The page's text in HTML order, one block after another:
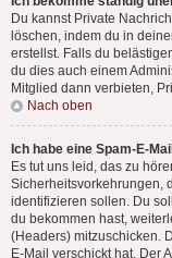
Du kannst Private
löschen, indem du in
erstellst. Falls du
du dies auch einem
Mitglied dann verbieten,
Nach oben
Ich habe eine Spam-E-
Es tut uns leid, das zu
Sicherheitsvorkehrungen,
identifizieren sollen. Du
du bekommen hast,
(Headers) mitzuschicken.
E-Mail verschickt hat. Der